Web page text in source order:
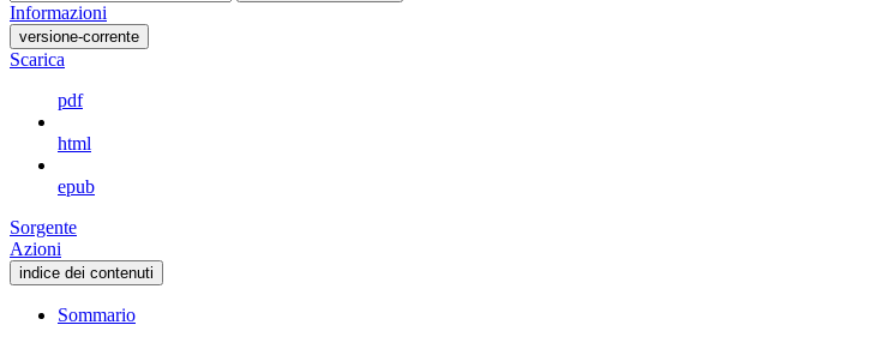
Informazioni
versione-corrente
Scarica
pdf
html
epub
Sorgente
Azioni
indice dei contenuti
Sommario